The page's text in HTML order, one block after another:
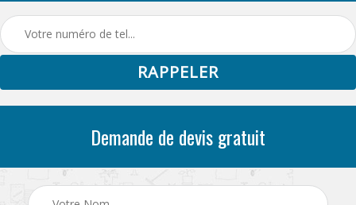
Demande de devis gratuit